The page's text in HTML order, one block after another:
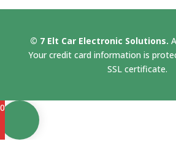
© 7 Elt Car Electronic Solutions.
Your credit card information is
SSL certificate.
0